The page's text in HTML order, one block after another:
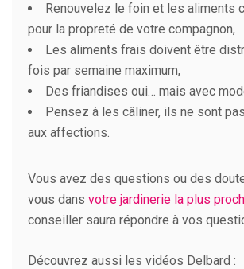
Renouvelez le foin et les aliments
pour la propreté de votre compagnon,
Les aliments frais doivent être
fois par semaine maximum,
Des friandises oui… mais avec
Pensez à les câliner, ils ne sont
aux affections.
Vous avez des questions ou des
vous dans votre jardinerie la plus
conseiller saura répondre à vos
Découvrez aussi les vidéos Delbard :